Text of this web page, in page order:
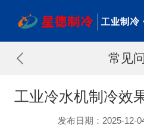
常见
工业冷水机制冷效
发布日期：2025-12-